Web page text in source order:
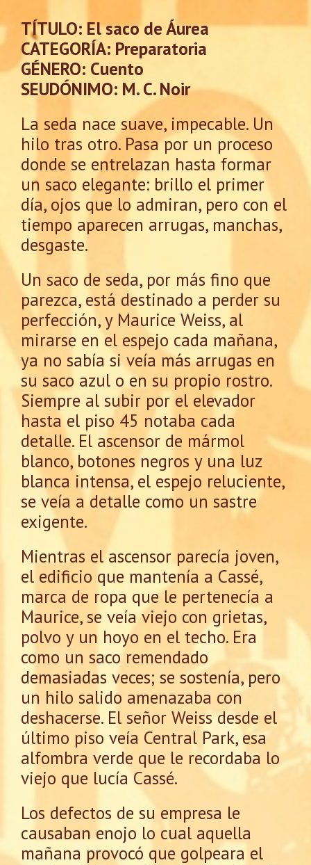
TÍTULO: El saco de Áurea
CATEGORÍA: Preparatoria
GÉNERO: Cuento
SEUDÓNIMO: M. C. Noir
La seda nace suave, impecable. Un
hilo tras otro. Pasa por un proceso
donde se entrelazan hasta formar
un saco elegante: brillo el primer
día, ojos que lo admiran, pero con el
tiempo aparecen arrugas, manchas,
desgaste.
Un saco de seda, por más fino que
parezca, está destinado a perder su
perfección, y Maurice Weiss, al
mirarse en el espejo cada mañana,
ya no sabía si veía más arrugas en
su saco azul o en su propio rostro.
Siempre al subir por el elevador
hasta el piso 45 notaba cada
detalle. El ascensor de mármol
blanco, botones negros y una luz
blanca intensa, el espejo reluciente,
se veía a detalle como un sastre
exigente.
Mientras el ascensor parecía joven,
el edificio que mantenía a Cassé,
marca de ropa que le pertenecía a
Maurice, se veía viejo con grietas,
polvo y un hoyo en el techo. Era
como un saco remendado
demasiadas veces; se sostenía, pero
un hilo salido amenazaba con
deshacerse. El señor Weiss desde el
último piso veía Central Park, esa
alfombra verde que le recordaba lo
viejo que lucía Cassé.
Los defectos de su empresa le
causaban enojo lo cual aquella
mañana provocó que golpeara el